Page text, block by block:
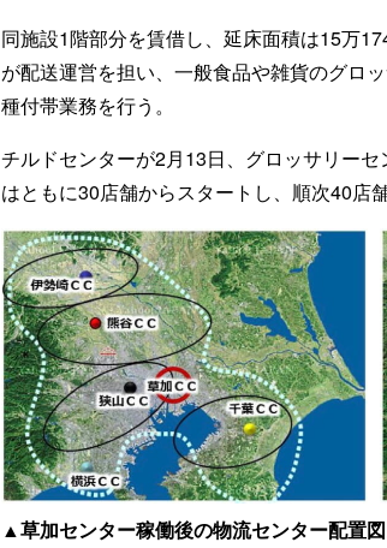
同施設1階部分を賃借し、延床面積は15万
が配送運営を担い、一般食品や雑貨のグロ
種付帯業務を行う。
チルドセンターが2月13日、グロッサリー
はともに30店舗からスタートし、順次40店
▲草加センター稼働後の物流センター配置